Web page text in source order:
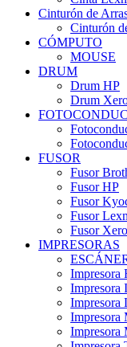
Cinturón de
Cinturón
CÓMPUTO
MOUSE
DRUM
Drum HP
Drum
FUSOR
Fusor
Fusor HP
Fusor
Fusor
Fusor
IMPRESORAS
Impresora
Impresora
Impresora
Impresora
Impresora